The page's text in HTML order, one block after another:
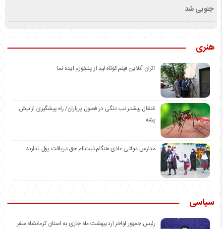
جنوبی شد
هنری
اکران آنلاین فیلم کوتاه لید از پلتفورم ایده نما
انتقال بیشتر تب دنگی در فصول پرباران/ راه پیشگیری از نیش
پشه
مدارس دولتی عادی هنگام ثبت‌نام حق دریافت پول ندارند
سیاسی
رئیس جمهور اواخر اردیبهشت ماه جاری به استان کرمانشاه سفر